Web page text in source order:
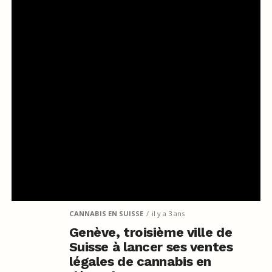
CANNABIS EN SUISSE il y a 3 ans
Genève, troisième ville de
Suisse à lancer ses ventes
légales de cannabis en